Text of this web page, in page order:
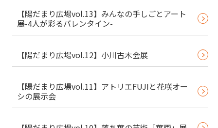
【陽だまり広場vol.13】みんなの手しごとアート
展-4人が彩るバレンタイン-
【陽だまり広場vol.12】小川古木会展
【陽だまり広場vol.11】アトリエFUJIと花咲オー
シの展示会